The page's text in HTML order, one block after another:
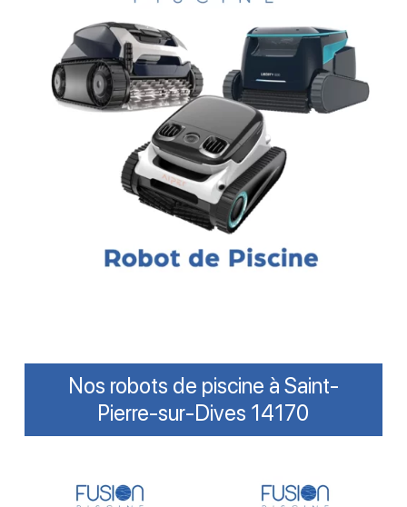
Nos robots de piscine à Saint-
Pierre-sur-Dives 14170